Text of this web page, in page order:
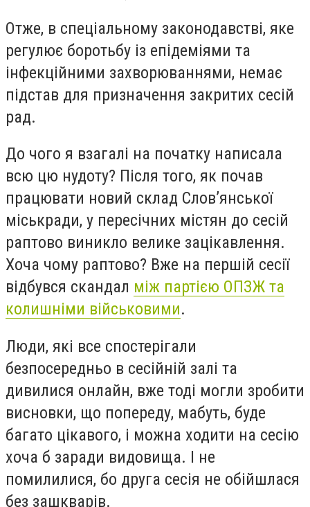
Отже, в спеціальному законодавстві, яке
регулює боротьбу із епідеміями та
інфекційними захворюваннями, немає
підстав для призначення закритих сесій
рад.
До чого я взагалі на початку написала
всю цю нудоту? Після того, як почав
працювати новий склад Слов’янської
міськради, у пересічних містян до сесій
раптово виникло велике зацікавлення.
Хоча чому раптово? Вже на першій сесії
відбувся скандал між партією ОПЗЖ та
колишніми військовими.
Люди, які все спостерігали
безпосередньо в сесійній залі та
дивилися онлайн, вже тоді могли зробити
висновки, що попереду, мабуть, буде
багато цікавого, і можна ходити на сесію
хоча б заради видовища. І не
помилилися, бо друга сесія не обійшлася
без зашкварів.